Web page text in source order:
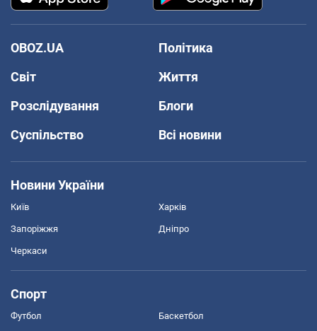
OBOZ.UA
Політика
Світ
Життя
Розслідування
Блоги
Суспільство
Всі новини
Новини України
Київ Харків
Запоріжжя Дніпро
Черкаси
Спорт
Футбол Баскетбол